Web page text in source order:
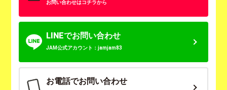
お問い合わせはコチラから
LINEでお問い合わせ
JAM公式アカウント：jamjam83
お電話でお問い合わせ